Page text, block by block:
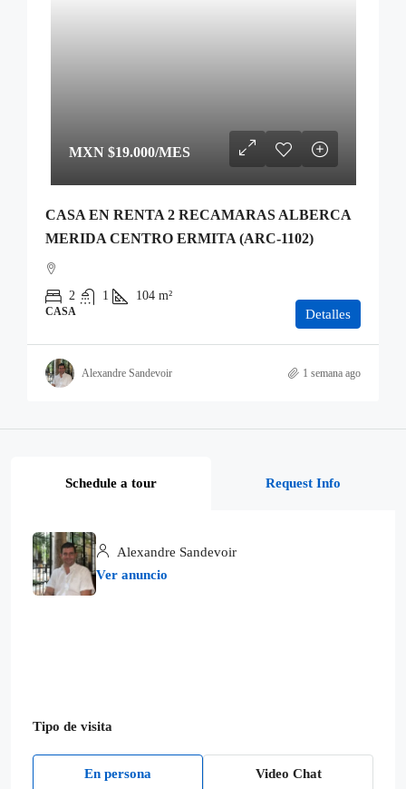
MXN $19.000/MES
CASA EN RENTA 2 RECAMARAS ALBERCA
MERIDA CENTRO ERMITA (ARC-1102)
2 1 104 m²
CASA Detalles
Alexandre Sandevoir 1 semana ago
Schedule a tour Request Info
Alexandre Sandevoir
Ver anuncio
Tipo de visita
En persona Video Chat